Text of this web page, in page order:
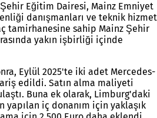
Eğitim Dairesi, Mainz Emniyet
danışmanları ve teknik hizmet
tamirhanesine sahip Mainz Şehir
yakın işbirliği içinde
Eylül 2025'te iki adet Mercedes-
edildi. Satın alma maliyeti
Buna ek olarak, Limburg'daki
yapılan iç donanım için yaklaşık